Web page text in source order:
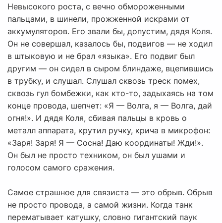
Невысокого роста, с вечно обмороженными
пальцами, в шинели, прожженной искрами от
аккумуляторов. Его звали бы, допустим, дядя Коля.
Он не совершал, казалось бы, подвигов — не ходил
в штыковую и не брал «языка». Его подвиг был
другим — он сидел в сыром блиндаже, вцепившись
в трубку, и слушал. Слушал сквозь треск помех,
сквозь гул бомбежки, как кто-то, задыхаясь на том
конце провода, шепчет: «Я — Волга, я — Волга, дай
огня!». И дядя Коля, сбивая пальцы в кровь о
металл аппарата, крутил ручку, крича в микрофон:
«Заря! Заря! Я — Сосна! Даю координаты! Жди!».
Он был не просто техником, он был ушами и
голосом самого сражения.
Самое страшное для связиста — это обрыв. Обрыв
не просто провода, а самой жизни. Когда танк
перематывает катушку, словно гигантский паук